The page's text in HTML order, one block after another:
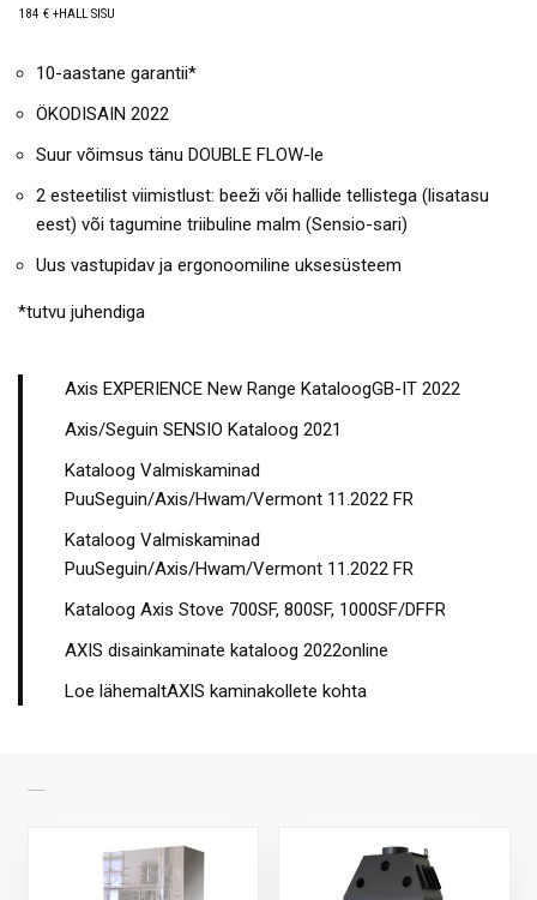
184 € +HALL SISU
10-aastane garantii*
ÖKODISAIN 2022
Suur võimsus tänu DOUBLE FLOW-le
2 esteetilist viimistlust: beeži või hallide tellistega (lisatasu
eest) või tagumine triibuline malm (Sensio-sari)
Uus vastupidav ja ergonoomiline uksesüsteem
*tutvu juhendiga
Axis EXPERIENCE New Range KataloogGB-IT 2022
Axis/Seguin SENSIO Kataloog 2021
Kataloog Valmiskaminad
PuuSeguin/Axis/Hwam/Vermont 11.2022 FR
Kataloog Valmiskaminad
PuuSeguin/Axis/Hwam/Vermont 11.2022 FR
Kataloog Axis Stove 700SF, 800SF, 1000SF/DFFR
AXIS disainkaminate kataloog 2022online
Loe lähemaltAXIS kaminakollete kohta